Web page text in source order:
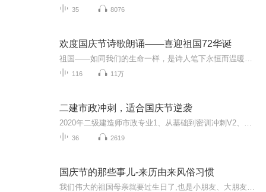
35 8076
欢度国庆节诗歌朗诵——喜迎祖国72华诞
116 11万
二建市政冲刺，适合国庆节逆袭
36 2619
国庆节的那些事儿-来历由来风俗习惯